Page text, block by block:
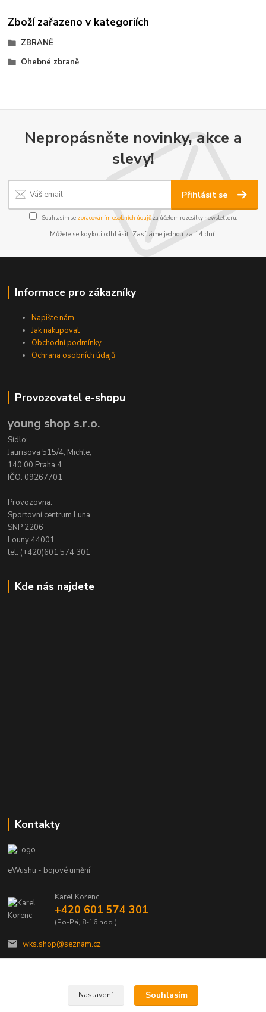
Zboží zařazeno v kategoriích
ZBRANĚ
Ohebné zbraně
Nepropásněte novinky, akce a
slevy!
Přihlásit se
Souhlasím se zpracováním osobních údajůza účelem rozesílky newsletteru.
Můžete se kdykoli odhlásit. Zasíláme jednou za 14 dní.
Informace pro zákazníky
Napište nám
Jak nakupovat
Obchodní podmínky
Ochrana osobních údajů
Provozovatel e-shopu
young shop s.r.o.
Sídlo:
Jaurisova 515/4, Michle,
140 00 Praha 4
IČO: 09267701
Provozovna:
Sportovní centrum Luna
SNP 2206
Louny 44001
tel. (+420)601 574 301
Kde nás najdete
Kontakty
eWushu - bojové umění
Karel Korenc
+420 601 574 301
(Po-Pá, 8-16 hod.)
wks.shop@seznam.cz
Nastavení Souhlasím